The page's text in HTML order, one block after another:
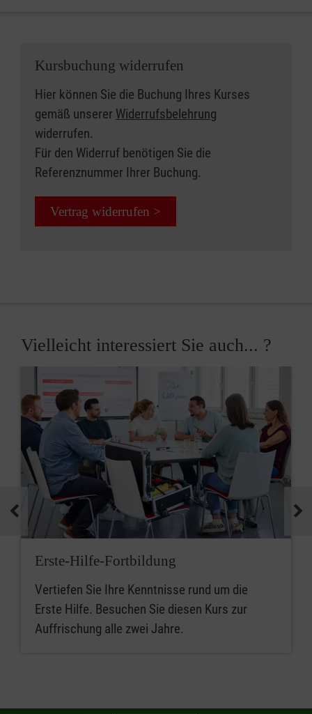
Kursbuchung widerrufen
Hier können Sie die Buchung Ihres Kurses
gemäß unserer Widerrufsbelehrung
widerrufen.
Für den Widerruf benötigen Sie die
Referenznummer Ihrer Buchung.
Vertrag widerrufen >
Vielleicht interessiert Sie auch... ?
Erste-Hilfe-Fortbildung
Vertiefen Sie Ihre Kenntnisse rund um die
Erste Hilfe. Besuchen Sie diesen Kurs zur
Auffrischung alle zwei Jahre.